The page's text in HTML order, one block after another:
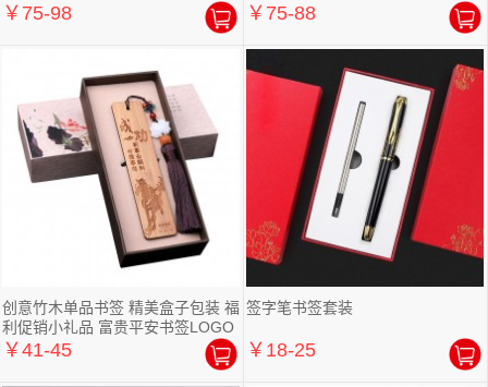
￥75-98 ￥75-88
创意竹木单品书签 精美盒子包装 福
利促销小礼品 富贵平安书签LOGO
定
￥41-45
签字笔书签套装
￥18-25